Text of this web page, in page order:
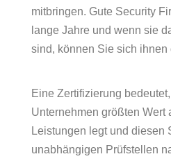
mitbringen. Gute Security
lange Jahre und wenn sie
sind, können Sie sich ihnen
Eine Zertifizierung
Unternehmen größten Wert
Leistungen legt und diesen
unabhängigen Prüfstellen